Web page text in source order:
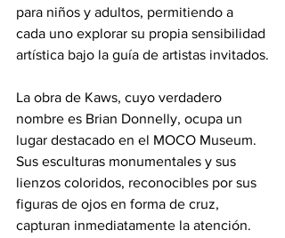
para niños y adultos, permitiendo a
cada uno explorar su propia sensibilidad
artística bajo la guía de artistas invitados.
La obra de Kaws, cuyo verdadero
nombre es Brian Donnelly, ocupa un
lugar destacado en el MOCO Museum.
Sus esculturas monumentales y sus
lienzos coloridos, reconocibles por sus
figuras de ojos en forma de cruz,
capturan inmediatamente la atención.